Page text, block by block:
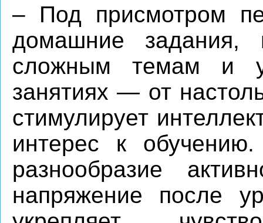
– Под присмотром
домашние задания,
сложным темам и
занятиях — от
стимулирует
интерес к
разнообразие
напряжение после